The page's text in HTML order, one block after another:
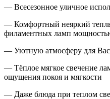
— Всесезонное уличное
— Комфортный неяркий
филаментных ламп
— Уютную атмосферу для Вас
— Тёплое мягкое свечение
ощущения покоя и мягкости
— Даже блюда при теплом